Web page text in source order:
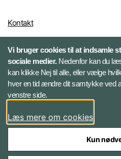
Kontakt
Følg HR-portalen
Facebook
Twitter
Vi bruger cookies til at indsamle
sociale medier.Nedenfor kan du
kan klikke Nej til alle, eller vælge
hver en tid ændre dit samtykke ved
venstre side.
Læs mere om cookies
Kun